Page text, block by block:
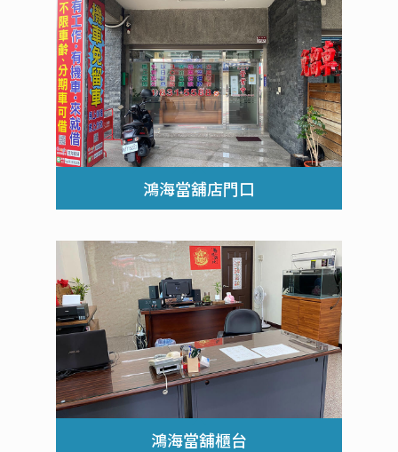
鴻海當舖店門口
鴻海當舖櫃台